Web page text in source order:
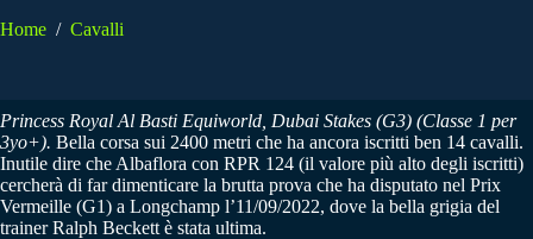
Home / Cavalli
Princess Royal Al Basti Equiworld, Dubai Stakes (G3) (Classe 1 per
3yo+). Bella corsa sui 2400 metri che ha ancora iscritti ben 14 cavalli.
Inutile dire che Albaflora con RPR 124 (il valore più alto degli iscritti)
cercherà di far dimenticare la brutta prova che ha disputato nel Prix
Vermeille (G1) a Longchamp l’11/09/2022, dove la bella grigia del
trainer Ralph Beckett è stata ultima.